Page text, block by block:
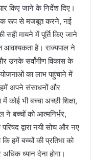
किए जाने के निर्देश दिए।
रूप से मजबूत करने, नई
मायने में पूर्ति किए जाने
आवश्यकता है। राज्यपाल ने
उनके सर्वांगीण विकास के
योजनाओं का लाभ पहुंचाने में
हमें अपने संसाधनों और
कोई भी बच्चा अच्छी शिक्षा,
ने बच्चों को आत्मनिर्भर,
द्वारा नयी सोच और नए
हमें बच्चों की प्रतिभा को
ध्यान देना होगा।